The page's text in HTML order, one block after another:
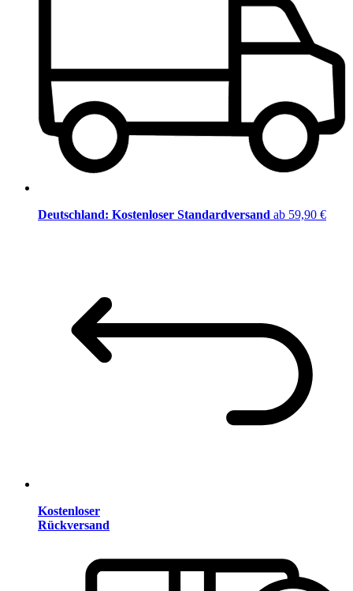
Deutschland: Kostenloser Standardversand ab 59,90 €
Kostenloser
Rückversand